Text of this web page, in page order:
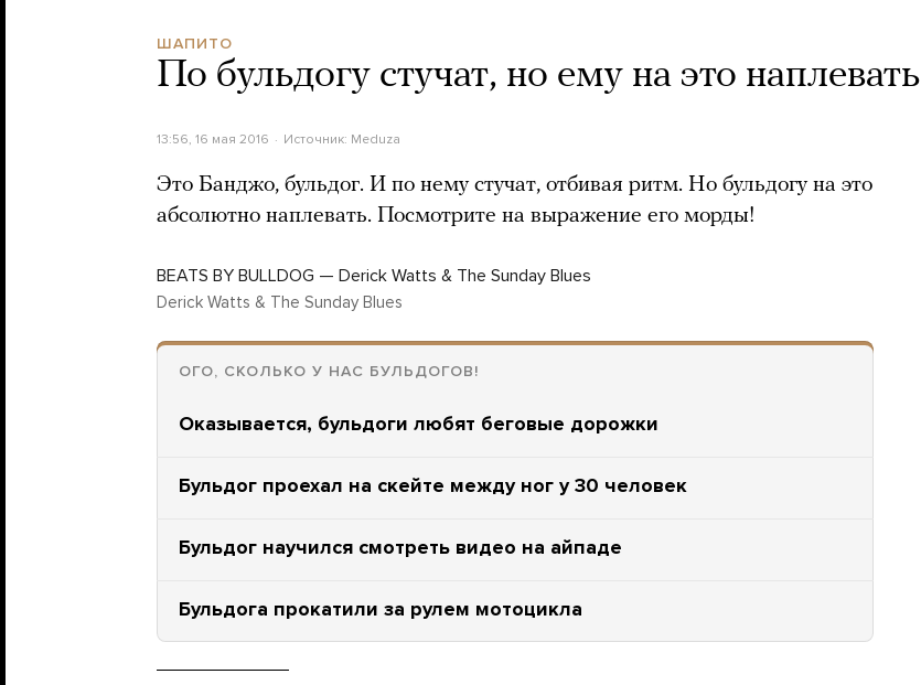
ШАПИТО
По бульдогу стучат, но ему на это наплевать
13:56, 16 мая 2016 Источник: Meduza
Это Банджо, бульдог. И по нему стучат, отбивая ритм. Но бульдогу на это
абсолютно наплевать. Посмотрите на выражение его морды!
BEATS BY BULLDOG — Derick Watts & The Sunday Blues
Derick Watts & The Sunday Blues
ОГО, СКОЛЬКО У НАС БУЛЬДОГОВ!
Оказывается, бульдоги любят беговые дорожки
Бульдог проехал на скейте между ног у 30 человек
Бульдог научился смотреть видео на айпаде
Бульдога прокатили за рулем мотоцикла